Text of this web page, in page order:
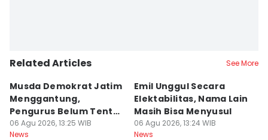
Related Articles See More
Musda Demokrat Jatim
Menggantung,
Pengurus Belum Tentu
Aman
06 Agu 2026, 13:25 WIB
News
Emil Unggul Secara
Elektabilitas, Nama Lain
Masih Bisa Menyusul
06 Agu 2026, 13:24 WIB
News